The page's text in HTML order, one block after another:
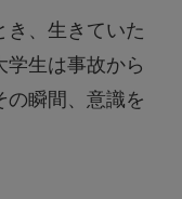
、生きていた
生は事故から
の瞬間、意識を